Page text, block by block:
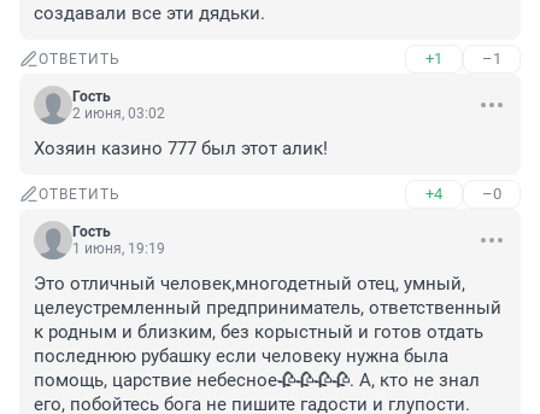
создавали все эти дядьки.
ОТВЕТИТЬ +1 –1
Гость
2 июня, 03:02
Хозяин казино 777 был этот алик!
ОТВЕТИТЬ +4 –0
Гость
1 июня, 19:19
Это отличный человек,многодетный отец, умный,
целеустремленный предприниматель, ответственный
к родным и близким, без корыстный и готов отдать
последнюю рубашку если человеку нужна была
помощь, царствие небесное🥀🥀🥀🥀. А, кто не знал
его, побойтесь бога не пишите гадости и глупости.